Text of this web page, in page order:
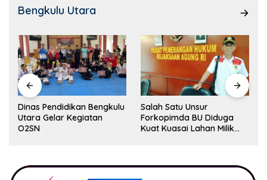
Bengkulu Utara
Dinas Pendidikan Bengkulu
Utara Gelar Kegiatan
O2SN
Salah Satu Unsur
Forkopimda BU Diduga
Kuat Kuasai Lahan Milik